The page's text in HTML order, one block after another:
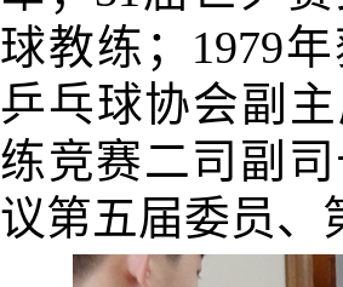
球教练； 1979
乒乓球协会副
练竞赛二司副
议第五届委员、